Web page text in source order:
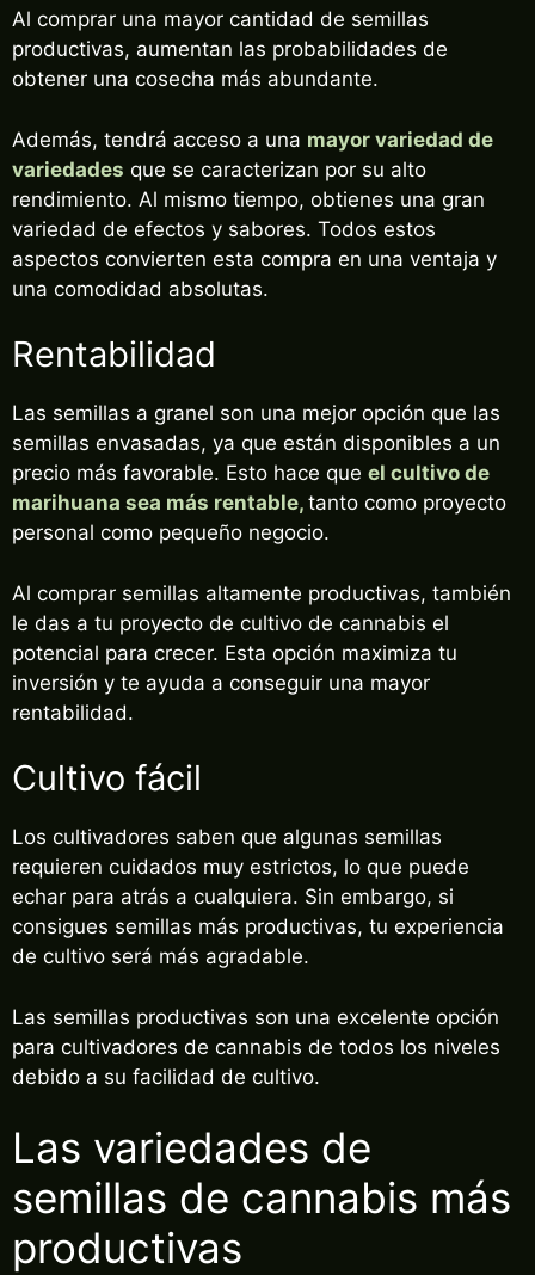
Al comprar una mayor cantidad de semillas
productivas, aumentan las probabilidades de
obtener una cosecha más abundante.
Además, tendrá acceso a una mayor variedad de
variedades que se caracterizan por su alto
rendimiento. Al mismo tiempo, obtienes una gran
variedad de efectos y sabores. Todos estos
aspectos convierten esta compra en una ventaja y
una comodidad absolutas.
Rentabilidad
Las semillas a granel son una mejor opción que las
semillas envasadas, ya que están disponibles a un
precio más favorable. Esto hace que el cultivo de
marihuana sea más rentable, tanto como proyecto
personal como pequeño negocio.
Al comprar semillas altamente productivas, también
le das a tu proyecto de cultivo de cannabis el
potencial para crecer. Esta opción maximiza tu
inversión y te ayuda a conseguir una mayor
rentabilidad.
Cultivo fácil
Los cultivadores saben que algunas semillas
requieren cuidados muy estrictos, lo que puede
echar para atrás a cualquiera. Sin embargo, si
consigues semillas más productivas, tu experiencia
de cultivo será más agradable.
Las semillas productivas son una excelente opción
para cultivadores de cannabis de todos los niveles
debido a su facilidad de cultivo.
Las variedades de
semillas de cannabis más
productivas